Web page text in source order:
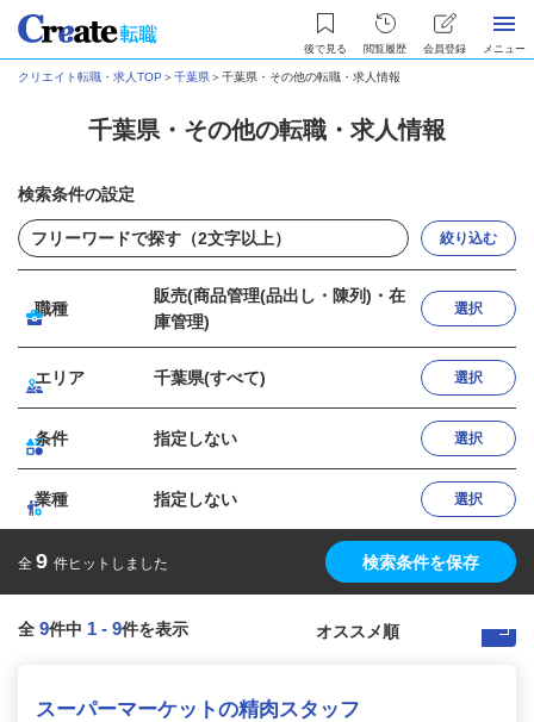
後で見る 閲覧履歴 会員登録 メニュー
クリエイト転職・求人TOP ＞千葉県＞千葉県・その他の転職・求人情報
千葉県・その他の転職・求人情報
検索条件の設定
絞り込む
職種
販売(商品管理(品出し・陳列)・在
庫管理)
選択
エリア 千葉県(すべて) 選択
条件 指定しない 選択
業種 指定しない 選択
全 9 件ヒットしました 検索条件を保存
全 9件中 1 - 9件を表示
スーパーマーケットの精肉スタッフ